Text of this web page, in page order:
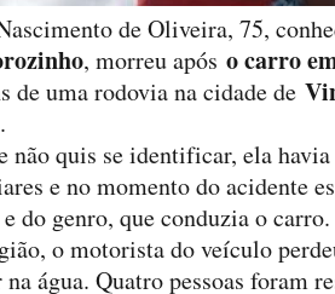
de Oliveira, 75,
, morreu após o carro
de uma rodovia na cidade de
não quis se identificar, ela
e no momento do acidente
do genro, que conduzia o carro.
o motorista do veículo
água. Quatro pessoas foram